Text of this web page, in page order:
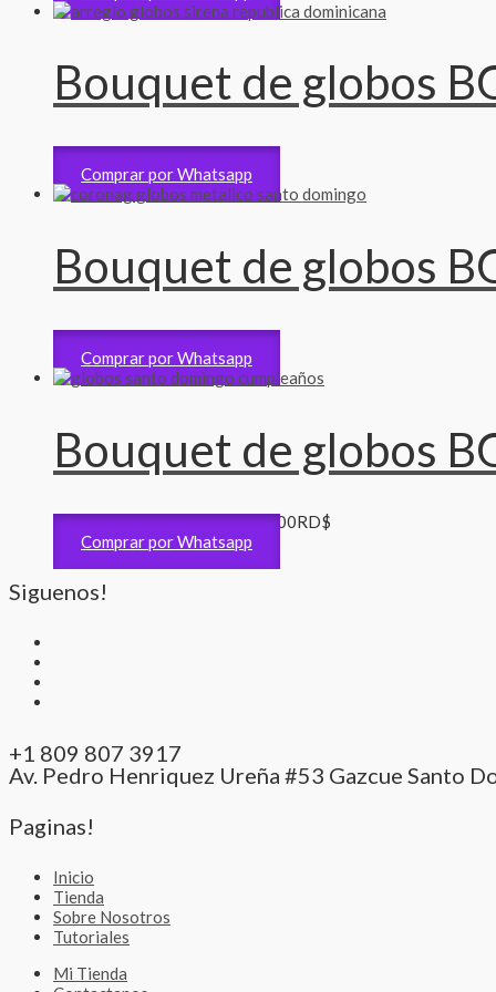
Bouquet de globos
Bouquet Gigante5,200RD$
Comprar por Whatsapp
Bouquet de globos
Bouquet Gigante5,000RD$
Comprar por Whatsapp
Bouquet de globos
Matrimonio y Aniversarios4,200RD$
Comprar por Whatsapp
Siguenos!
+1 809 807 3917
Av. Pedro Henriquez Ureña #53 Gazcue Santo
Paginas!
Inicio
Tienda
Sobre Nosotros
Tutoriales
Mi Tienda